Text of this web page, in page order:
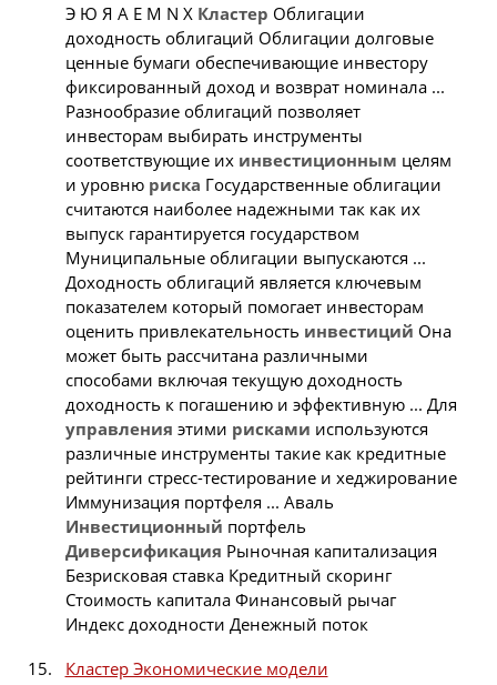
Э Ю Я A E M N X Кластер Облигации
доходность облигаций Облигации долговые
ценные бумаги обеспечивающие инвестору
фиксированный доход и возврат номинала ...
Разнообразие облигаций позволяет
инвесторам выбирать инструменты
соответствующие их инвестиционным целям
и уровню риска Государственные облигации
считаются наиболее надежными так как их
выпуск гарантируется государством
Муниципальные облигации выпускаются ...
Доходность облигаций является ключевым
показателем который помогает инвесторам
оценить привлекательность инвестиций Она
может быть рассчитана различными
способами включая текущую доходность
доходность к погашению и эффективную ... Для
управления этими рисками используются
различные инструменты такие как кредитные
рейтинги стресс-тестирование и хеджирование
Иммунизация портфеля ... Аваль
Инвестиционный портфель
Диверсификация Рыночная капитализация
Безрисковая ставка Кредитный скоринг
Стоимость капитала Финансовый рычаг
Индекс доходности Денежный поток
Кластер Экономические модели